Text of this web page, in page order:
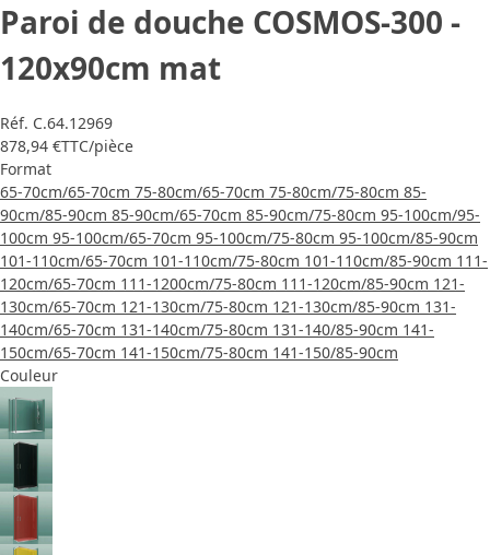
Paroi de douche COSMOS-300 -
120x90cm mat
Réf. C.64.12969
878,94 €TTC/pièce
Format
65-70cm/65-70cm 75-80cm/65-70cm 75-80cm/75-80cm 85-
90cm/85-90cm 85-90cm/65-70cm 85-90cm/75-80cm 95-100cm/95-
100cm 95-100cm/65-70cm 95-100cm/75-80cm 95-100cm/85-90cm
101-110cm/65-70cm 101-110cm/75-80cm 101-110cm/85-90cm 111-
120cm/65-70cm 111-1200cm/75-80cm 111-120cm/85-90cm 121-
130cm/65-70cm 121-130cm/75-80cm 121-130cm/85-90cm 131-
140cm/65-70cm 131-140cm/75-80cm 131-140/85-90cm 141-
150cm/65-70cm 141-150cm/75-80cm 141-150/85-90cm
Couleur